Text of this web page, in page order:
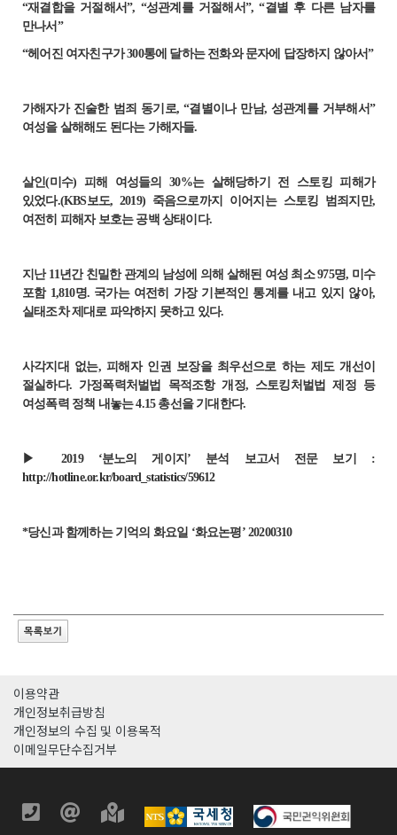
“재결합을 거절해서”, “성관계를 거절해서”, “결별 후 다른 남자를
만나서”
“헤어진 여자친구가 300통에 달하는 전화와 문자에 답장하지 않아서”
가해자가 진술한 범죄 동기로, “결별이나 만남, 성관계를 거부해서”
여성을 살해해도 된다는 가해자들.
살인(미수) 피해 여성들의 30%는 살해당하기 전 스토킹 피해가
있었다.(KBS보도, 2019) 죽음으로까지 이어지는 스토킹 범죄지만,
여전히 피해자 보호는 공백 상태이다.
지난 11년간 친밀한 관계의 남성에 의해 살해된 여성 최소 975명, 미수
포함 1,810명. 국가는 여전히 가장 기본적인 통계를 내고 있지 않아,
실태조차 제대로 파악하지 못하고 있다.
사각지대 없는, 피해자 인권 보장을 최우선으로 하는 제도 개선이
절실하다. 가정폭력처벌법 목적조항 개정, 스토킹처벌법 제정 등
여성폭력 정책 내놓는 4.15 총선을 기대한다.
▶ 2019 ‘분노의 게이지’ 분석 보고서 전문 보기 :
http://hotline.or.kr/board_statistics/59612
*당신과 함께하는 기억의 화요일 ‘화요논평’ 20200310
이용약관
개인정보취급방침
개인정보의 수집 및 이용목적
이메일무단수집거부